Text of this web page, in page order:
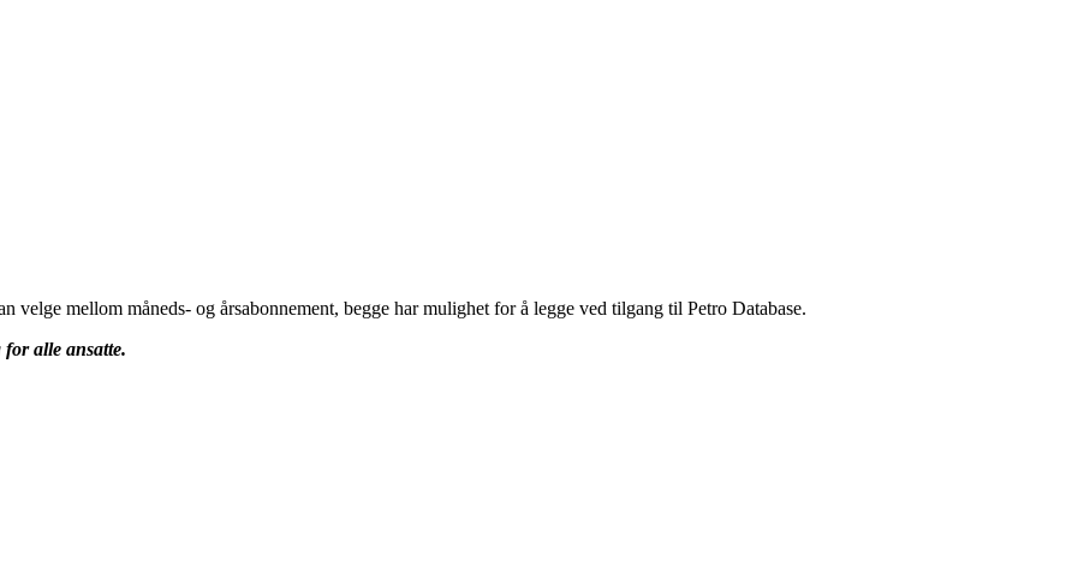
mellom måneds- og årsabonnement, begge har mulighet for å legge ved tilgang til Petro Database.
alle ansatte.